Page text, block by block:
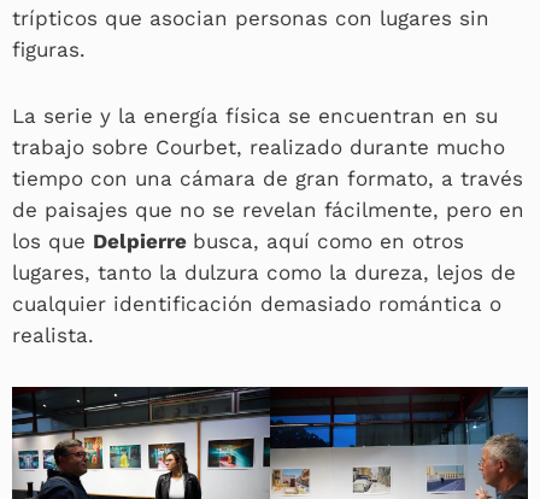
trípticos que asocian personas con lugares sin
figuras.
La serie y la energía física se encuentran en su
trabajo sobre Courbet, realizado durante mucho
tiempo con una cámara de gran formato, a través
de paisajes que no se revelan fácilmente, pero en
los que Delpierre busca, aquí como en otros
lugares, tanto la dulzura como la dureza, lejos de
cualquier identificación demasiado romántica o
realista.